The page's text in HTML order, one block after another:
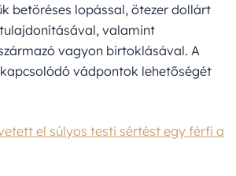
betöréses lopással, ötezer dollárt
valamint
vagyon birtoklásával. A
vádpontok lehetőségét
el súlyos testi sértést egy férfi a